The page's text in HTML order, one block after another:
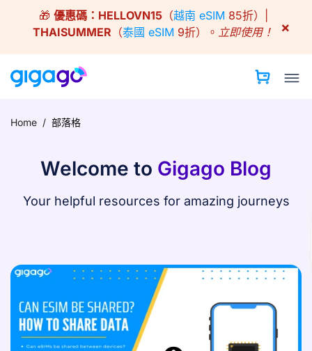
🎁 優惠碼： HELLOVN15（越南 eSIM 85折）|
THAISUMMER （泰國 eSIM 9折）。 立即使用！ ×
Home / 部落格
Welcome to Gigago Blog
Your helpful resources for amazing journeys